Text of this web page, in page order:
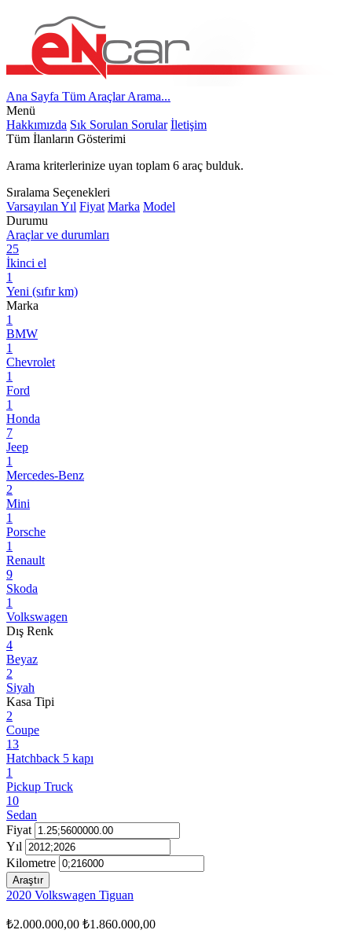
Ana Sayfa Tüm AraçlarArama...
Menü
Hakkımızda Sık Sorulan Sorular İletişim
Tüm İlanların Gösterimi
Arama kriterlerinize uyan toplam 6 araç bulduk.
Sıralama Seçenekleri
Varsayılan Yıl Fiyat Marka Model
Durumu
Araçlar ve durumları
25
İkinci el
1
Yeni (sıfır km)
Marka
1
BMW
1
Chevrolet
1
Ford
1
Honda
7
Jeep
1
Mercedes-Benz
2
Mini
1
Porsche
1
Renault
9
Skoda
1
Volkswagen
Dış Renk
4
Beyaz
2
Siyah
Kasa Tipi
2
Coupe
13
Hatchback 5 kapı
1
Pickup Truck
10
Sedan
Fiyat
Yıl
Kilometre
Araştır
2020 Volkswagen Tiguan
₺2.000.000,00 ₺1.860.000,00